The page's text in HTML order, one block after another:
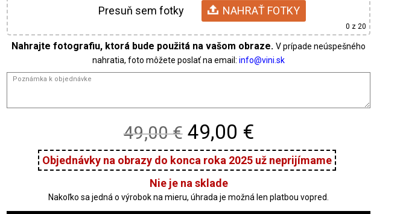
V prípade neúspešného
nahratia, foto môžete poslať na email:
Presuň sem fotky NAHRAŤ FOTKY
0 z 20
49,00 € Original
price
was:
69,00 €.
49,00 €Current
price
is:
49,00 €.
Nie je na sklade